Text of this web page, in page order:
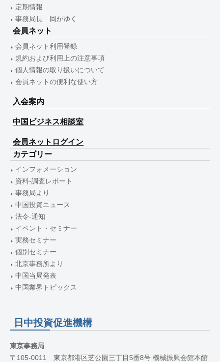
定期情報
事務局長 岡がゆく
会員ネット
会員ネット利用登録
規約および利用上の注意事項
個人情報の取り扱いについて
会員ネットの便利な使い方
入会案内
中国ビジネス相談室
会員ネットログイン
カテゴリー
インフォメーション
資料-調査レポート
事務局より
中国投資ニュース
法令-通知
イベント・セミナー
実務セミナー
個別セミナー
北京事務所より
中国当局発表
中国業界トピックス
日中投資促進機構
東京事務局
〒105-0011 東京都港区芝公園三丁目5番8号 機械振興会館本館